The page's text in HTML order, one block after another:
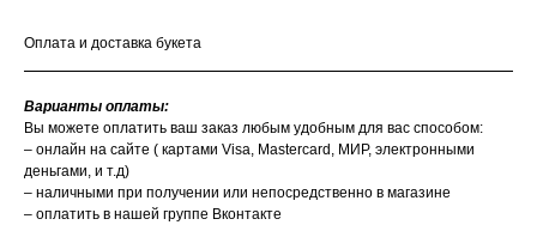
Оплата и доставка букета
Варианты оплаты:
Вы можете оплатить ваш заказ любым удобным для вас способом:
– онлайн на сайте ( картами Visa, Mastercard, МИР, электронными
деньгами, и т.д)
– наличными при получении или непосредственно в магазине
– оплатить в нашей группе Вконтакте